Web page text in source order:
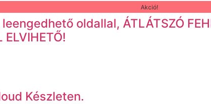
Akció!
oldallal, ÁTLÁTSZÓ
ELVIHETŐ!
Készleten.